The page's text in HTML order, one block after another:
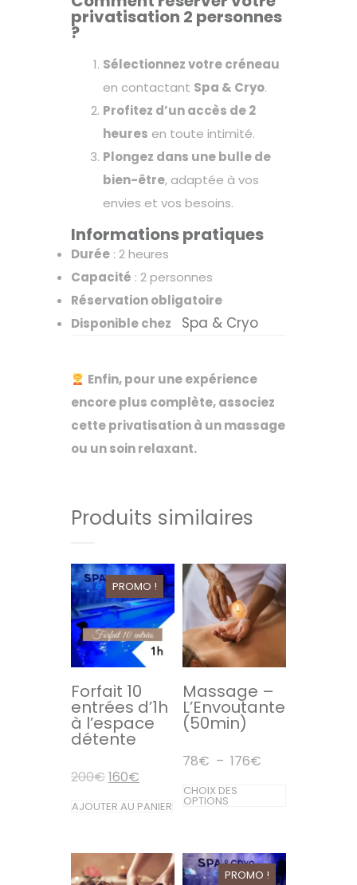
privatisation 2 personnes
?
Sélectionnez votre créneau
en contactant Spa & Cryo.
Profitez d’un accès de 2
heures en toute intimité.
Plongez dans une bulle de
bien-être, adaptée à vos
envies et vos besoins.
Informations pratiques
Durée : 2 heures
Capacité : 2 personnes
Réservation obligatoire
Disponible chez
Spa & Cryo
Enfin, pour une expérience
encore plus complète, associez
cette privatisation à un massage
ou un soin relaxant.
Produits similaires
PROMO !
Forfait 10
entrées d’1h
à l’espace
détente
200€Le
prix
initial
était :
160€
prix
actuel
est :
AJOUTER AU PANIER
Massage –
L’Envoutante
(50min)
78€ – 176€
CHOIX DES
OPTIONS
plusieurs
variations.
PROMO !